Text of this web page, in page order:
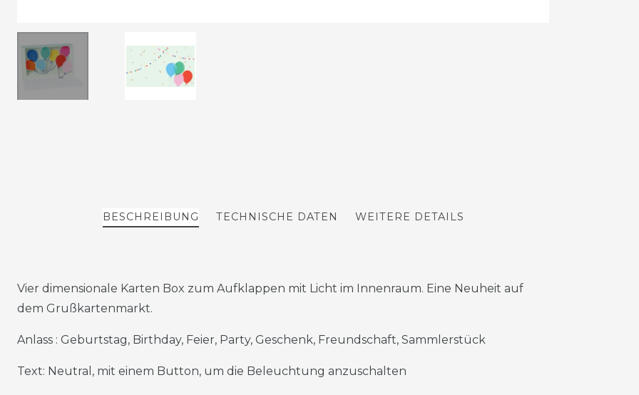
BESCHREIBUNG TECHNISCHE DATEN WEITERE DETAILS
Vier dimensionale Karten Box zum Aufklappen mit Licht im Innenraum. Eine Neuheit auf
dem Grußkartenmarkt.
Anlass : Geburtstag, Birthday, Feier, Party, Geschenk, Freundschaft, Sammlerstück
Text: Neutral, mit einem Button, um die Beleuchtung anzuschalten